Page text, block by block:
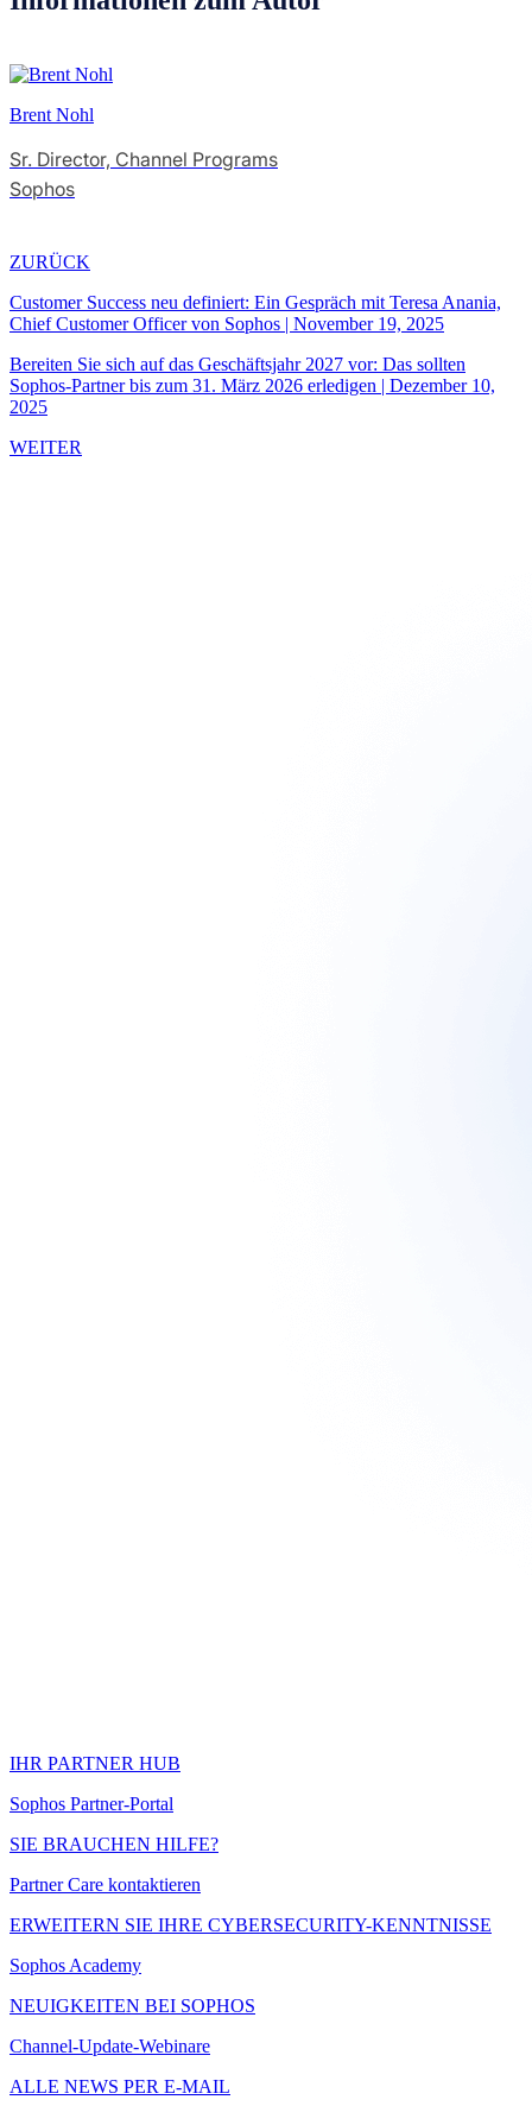
Brent Nohl
Sr. Director, Channel Programs
Sophos
ZURÜCK
Customer Success neu definiert: Ein Gespräch mit Teresa Anania,
Chief Customer Officer von Sophos | November 19, 2025
Bereiten Sie sich auf das Geschäftsjahr 2027 vor: Das sollten
Sophos-Partner bis zum 31. März 2026 erledigen | Dezember 10,
2025
WEITER
IHR PARTNER HUB
Sophos Partner-Portal
SIE BRAUCHEN HILFE?
Partner Care kontaktieren
ERWEITERN SIE IHRE CYBERSECURITY-KENNTNISSE
Sophos Academy
NEUIGKEITEN BEI SOPHOS
Channel-Update-Webinare
ALLE NEWS PER E-MAIL